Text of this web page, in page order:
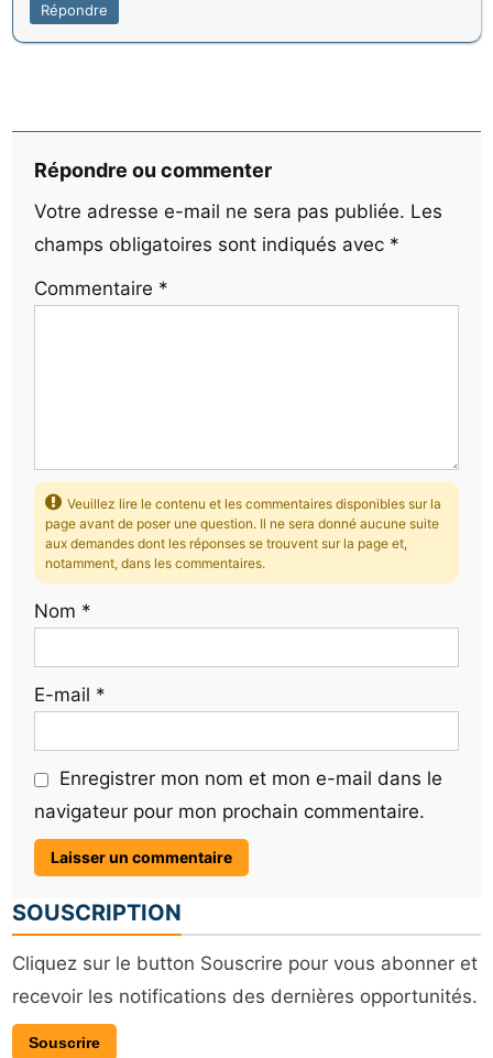
Répondre
Répondre ou commenter
Votre adresse e-mail ne sera pas publiée. Les
champs obligatoires sont indiqués avec *
Commentaire *
Veuillez lire le contenu et les commentaires disponibles sur la
page avant de poser une question. Il ne sera donné aucune suite
aux demandes dont les réponses se trouvent sur la page et,
notamment, dans les commentaires.
Nom *
E-mail *
Enregistrer mon nom et mon e-mail dans le
navigateur pour mon prochain commentaire.
SOUSCRIPTION
Cliquez sur le button Souscrire pour vous abonner et
recevoir les notifications des dernières opportunités.
Souscrire